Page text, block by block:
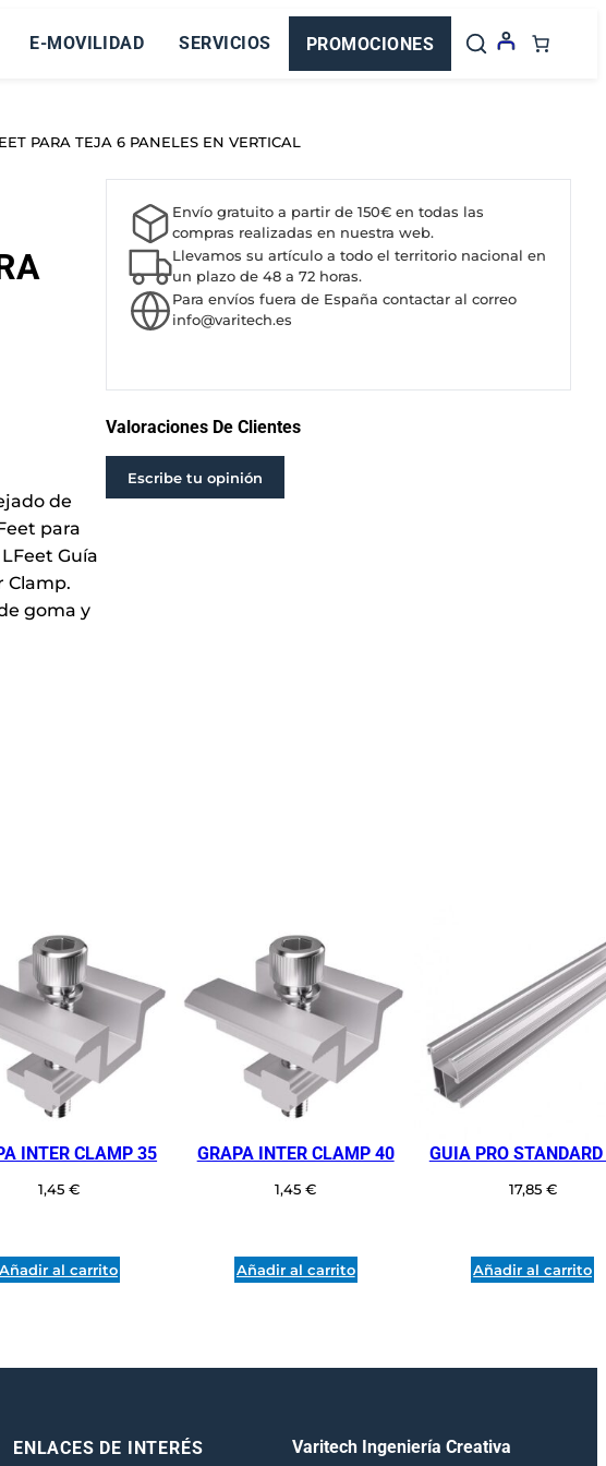
E-MOVILIDAD SERVICIOS PROMOCIONES
PARA TEJA 6 PANELES EN VERTICAL
de
para
Guía
Clamp.
goma y
Envío gratuito a partir de 150€ en todas las
compras realizadas en nuestra web.
Llevamos su artículo a todo el territorio nacional en
un plazo de 48 a 72 horas.
Para envíos fuera de España contactar al correo
info@varitech.es
Valoraciones De Clientes
Escribe tu opinión
INTER CLAMP 35
1,45 €
Añadir al carrito
GRAPA INTER CLAMP 40
1,45€
Añadir al carrito
GUIA PRO
17,85 €
Añadir al carrito
ENLACES DE INTERÉS Varitech Ingeniería Creativa